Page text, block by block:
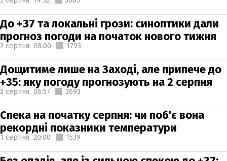
До +37 та локальні грози: синоптики дали
прогноз погоди на початок нового тижня
2 серпня, 08:00 1793
Дощитиме лише на Заході, але припече до
+35: яку погоду прогнозують на 2 серпня
2 серпня, 06:57 2693
Спека на початку серпня: чи поб'є вона
рекордні показники температури
1 серпня, 20:00 1539